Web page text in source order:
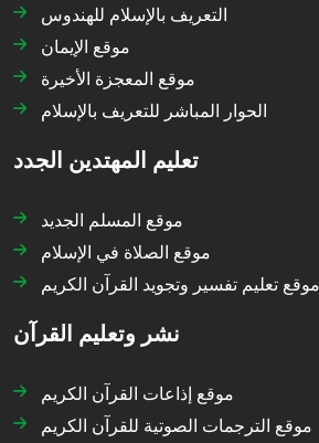
التعريف بالإسلام للهندوس
موقع الإيمان
موقع المعجزة الأخيرة
الحوار المباشر للتعريف بالإسلام
تعليم المهتدين الجدد
موقع المسلم الجديد
موقع الصلاة في الإسلام
موقع تعليم تفسير وتجويد القرآن الكريم
نشر وتعليم القرآن
موقع إذاعات القرآن الكريم
موقع الترجمات الصوتية للقرآن الكريم